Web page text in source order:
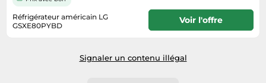
Réfrigérateur américain LG
GSXE80PYBD
Voir l'offre
Signaler un contenu illégal